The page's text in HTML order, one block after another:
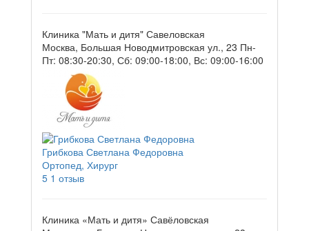
Клиника "Мать и дитя" Савеловская
Москва, Большая Новодмитровская ул., 23 Пн-
Пт: 08:30-20:30, Сб: 09:00-18:00, Вс: 09:00-16:00
Грибкова Светлана Федоровна
Ортопед, Хирург
5 1 отзыв
Клиника «Мать и дитя» Савёловская